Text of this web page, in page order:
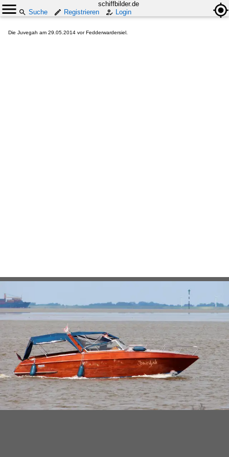
schiffbilder.de
Suche
Registrieren Login
Die Juvegah am 29.05.2014 vor Fedderwardersiel.